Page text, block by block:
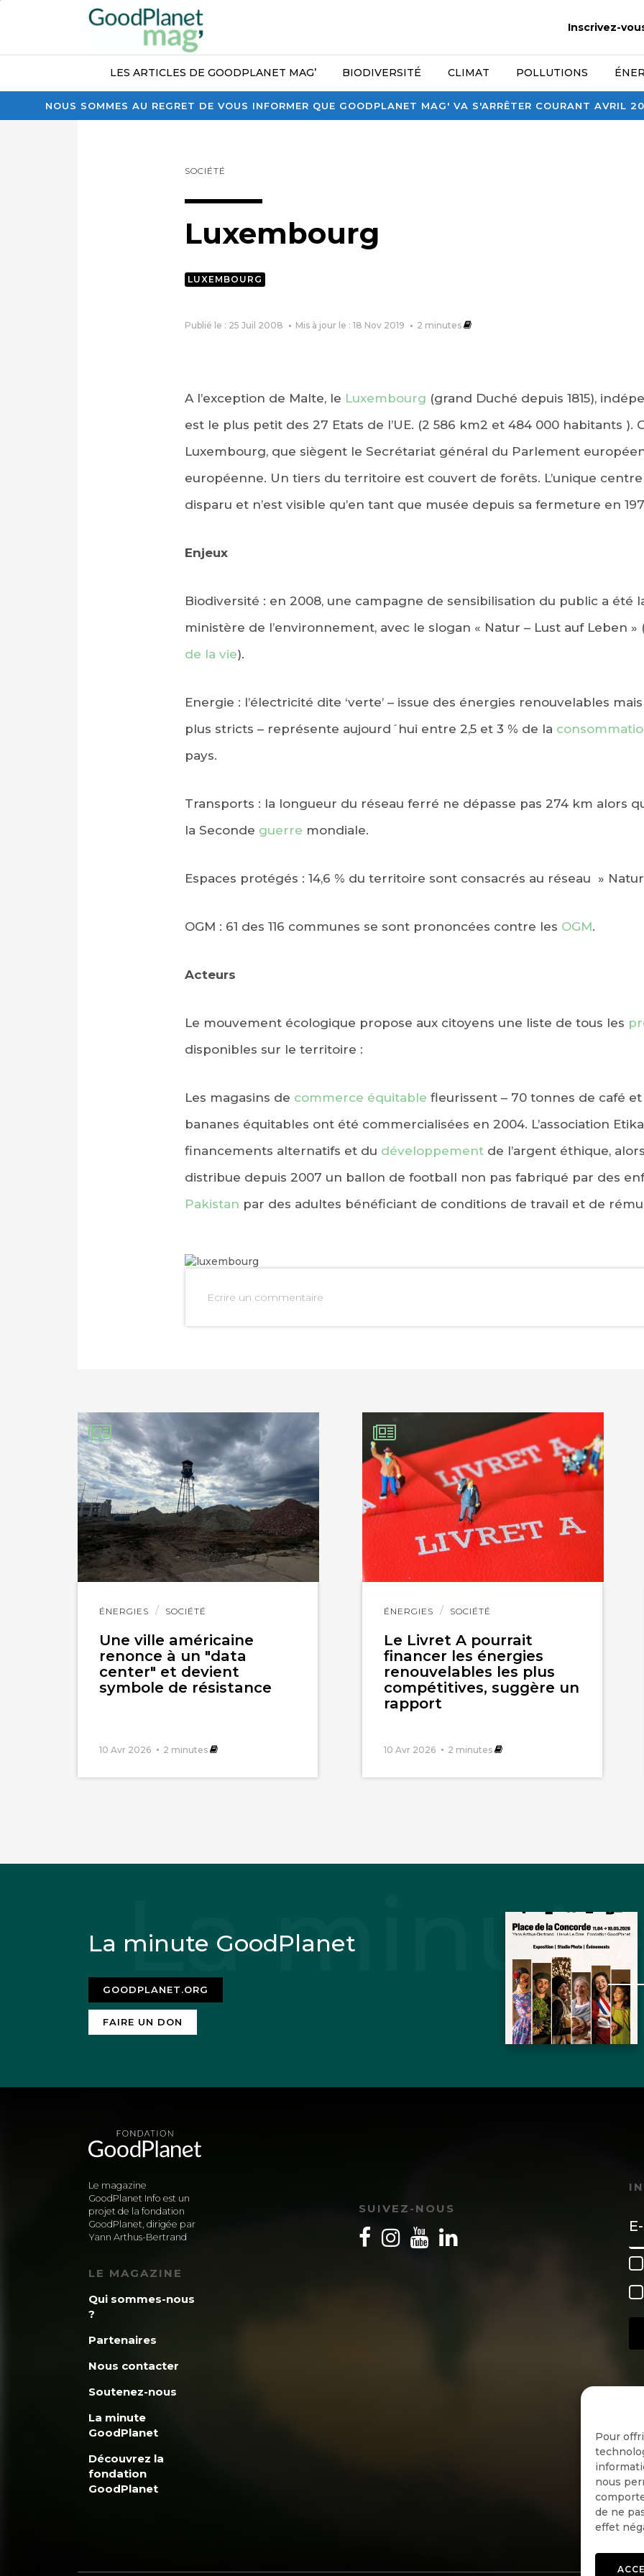
Pour
nous
de ne
effet
NOUS SOMMES AU REGRET DE VOUS INFORMER QUE GOODPLANET MAG' VA S'ARRÊTER COURANT AVRIL
Inscrivez-
LES ARTICLES DE GOODPLANET MAG’ BIODIVERSITÉ CLIMAT POLLUTIONS
IMPRIMER
SOCIÉTÉ
Luxembourg
LUXEMBOURG
Publié le : 25 Juil 2008 Mis à jour le : 18 Nov 2019 2 minutes
A l’exception de Malte, le Luxembourg (grand Duché depuis 1815),
est le plus petit des 27 Etats de l’UE. (2 586 km2 et 484 000 habitants ).
Luxembourg, que siègent le Secrétariat général du Parlement
européenne. Un tiers du territoire est couvert de forêts. L’unique
disparu et n’est visible qu’en tant que musée depuis sa fermeture en
Enjeux
Biodiversité : en 2008, une campagne de sensibilisation du public a été
ministère de l’environnement, avec le slogan « Natur – Lust auf Leben »
de la vie).
Energie : l’électricité dite ‘verte’ – issue des énergies renouvelables
plus stricts – représente aujourd´hui entre 2,5 et 3 % de la
pays.
Transports : la longueur du réseau ferré ne dépasse pas 274 km alors
la Seconde guerre mondiale.
Espaces protégés : 14,6 % du territoire sont consacrés au réseau »
OGM : 61 des 116 communes se sont prononcées contre les OGM.
Acteurs
Le mouvement écologique propose aux citoyens une liste de tous les
disponibles sur le territoire :
Les magasins de commerce équitable fleurissent – 70 tonnes de café
bananes équitables ont été commercialisées en 2004. L’association
financements alternatifs et du développementde l’argent éthique,
distribue depuis 2007 un ballon de football non pas fabriqué par des
Pakistan par des adultes bénéficiant de conditions de travail et de
Ecrire un commentaire
ÉNERGIES SOCIÉTÉ
Une ville américaine
renonce à un "data
center" et devient
symbole de résistance
10 Avr 2026 2 minutes
Lire
ÉNERGIES SOCIÉTÉ
Le Livret A pourrait
financer les énergies
renouvelables les plus
compétitives, suggère un
rapport
10 Avr 2026 2 minutes
Lire
La minute GoodPlanet
GOODPLANET.ORG
FAIRE UN DON
Le magazine
GoodPlanet Info est un
projet de la fondation
GoodPlanet, dirigée par
Yann Arthus-Bertrand
LE MAGAZINE
Qui sommes-nous
?
Partenaires
Nous contacter
Soutenez-nous
La minute
GoodPlanet
Découvrez la
fondation
GoodPlanet
SUIVEZ-NOUS